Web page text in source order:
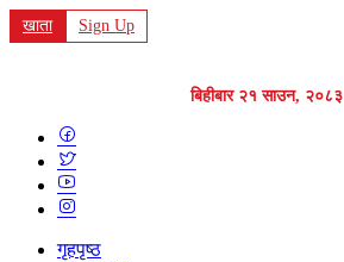
खाता Sign Up
बिहीबार २१ साउन, २०८३
गृहपृष्ठ